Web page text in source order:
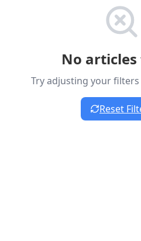
No
Try adjusting your
Reset